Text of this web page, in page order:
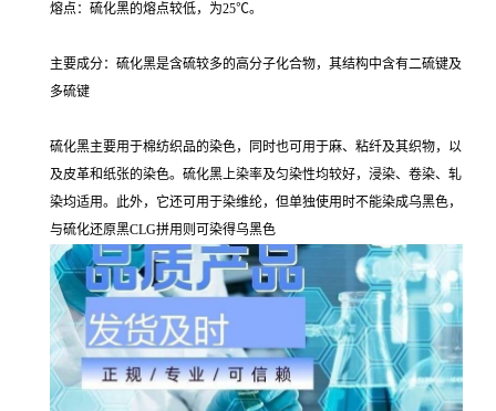
熔点：硫化黑的熔点较低，为25℃。
主要成分：硫化黑是含硫较多的高分子化合物，其结构中含有二硫键及
多硫键
硫化黑主要用于棉纺织品的染色，同时也可用于麻、粘纤及其织物，以
及皮革和纸张的染色。硫化黑上染率及匀染性均较好，浸染、卷染、轧
染均适用。此外，它还可用于染维纶，但单独使用时不能染成乌黑色，
与硫化还原黑CLG拼用则可染得乌黑色